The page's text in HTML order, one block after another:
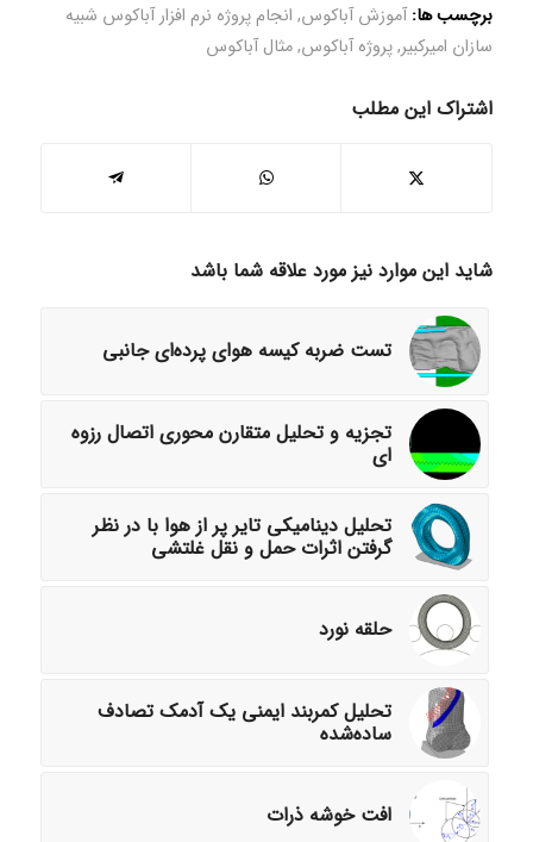
برچسب ها:آموزش آباکوس, انجام پروژه نرم افزار آباکوس شبیه
سازان امیرکبیر,پروژه آباکوس,مثال آباکوس
اشتراک این مطلب
شاید این موارد نیز مورد علاقه شما باشد
تست ضربه کیسه هوای پرده‌ای جانبی
تجزیه و تحلیل متقارن محوری اتصال رزوه
ای
تحلیل دینامیکی تایر پر از هوا با در نظر
گرفتن اثرات حمل و نقل غلتشی
حلقه نورد
تحلیل کمربند ایمنی یک آدمک تصادف
ساده‌شده
افت خوشه ذرات